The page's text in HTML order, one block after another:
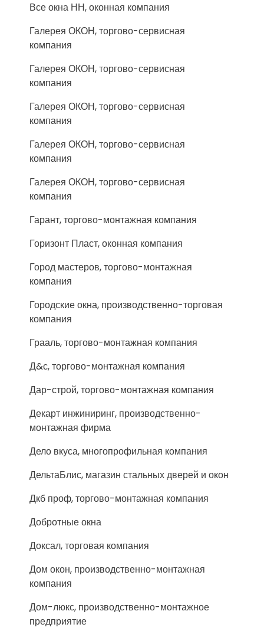
Все окна НН, оконная компания
Галерея ОКОН, торгово-сервисная
компания
Галерея ОКОН, торгово-сервисная
компания
Галерея ОКОН, торгово-сервисная
компания
Галерея ОКОН, торгово-сервисная
компания
Галерея ОКОН, торгово-сервисная
компания
Гарант, торгово-монтажная компания
Горизонт Пласт, оконная компания
Город мастеров, торгово-монтажная
компания
Городские окна, производственно-торговая
компания
Грааль, торгово-монтажная компания
Д&с, торгово-монтажная компания
Дар-строй, торгово-монтажная компания
Декарт инжиниринг, производственно-
монтажная фирма
Дело вкуса, многопрофильная компания
ДельтаБлис, магазин стальных дверей и окон
Дкб проф, торгово-монтажная компания
Добротные окна
Доксал, торговая компания
Дом окон, производственно-монтажная
компания
Дом-люкс, производственно-монтажное
предприятие